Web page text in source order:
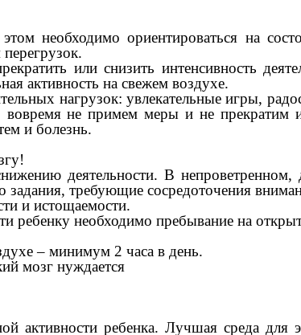
необходимо ориентироваться на
или снизить интенсивность
активность на свежем воздухе.
нагрузок: увлекательные игры,
не примем меры и не прекратим
и болезнь.
деятельности. В
задания, требующие сосредоточения
и истощаемости.
ребенку необходимо пребывание на
– минимум 2 часа в день.
мозг нуждается
активности ребенка. Лучшая среда